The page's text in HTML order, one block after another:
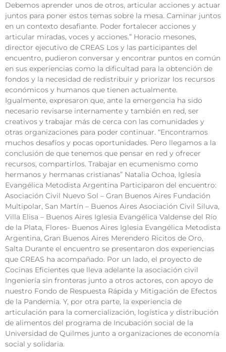
Debemos aprender unos de otros, articular acciones y actuar
juntos para poner estos temas sobre la mesa. Caminar juntos
en un contexto desafiante. Poder fortalecer acciones y
articular miradas, voces y acciones.” Horacio mesones,
director ejecutivo de CREAS Los y las participantes del
encuentro, pudieron conversar y encontrar puntos en común
en sus experiencias como la dificultad para la obtención de
fondos y la necesidad de redistribuir y priorizar los recursos
económicos y humanos que tienen actualmente.
Igualmente, expresaron que, ante la emergencia ha sido
necesario revisarse internamente y también en red, ser
creativos y trabajar más de cerca con las comunidades y
otras organizaciones para poder continuar. “Encontramos
muchos desafíos y pocas oportunidades. Pero llegamos a la
conclusión de que tenemos que pensar en red y ofrecer
recursos, compartirlos. Trabajar en ecumenismo como
hermanos y hermanas cristianas” Natalia Ochoa, Iglesia
Evangélica Metodista Argentina Participaron del encuentro:
Asociación Civil Nuevo Sol – Gran Buenos Aires Fundación
Multipolar, San Martín – Buenos Aires Asociación Civil Siluva,
Villa Elisa – Buenos Aires Iglesia Evangélica Valdense del Río
de la Plata, Flores- Buenos Aires Iglesia Evangélica Metodista
Argentina, Gran Buenos Aires Merendero Ricitos de Oro,
Salta Durante el encuentro se presentaron dos experiencias
que CREAS ha acompañado. Por un lado, el proyecto de
Cocinas Eficientes que lleva adelante la asociación civil
Ingeniería sin fronteras junto a otros actores, con apoyo de
nuestro Fondo de Respuesta Rápida y Mitigación de Efectos
de la Pandemia. Y, por otra parte, la experiencia de
articulación para la comercialización, logística y distribución
de alimentos del programa de Incubación social de la
Universidad de Quilmes junto a organizaciones de economía
social y solidaria.